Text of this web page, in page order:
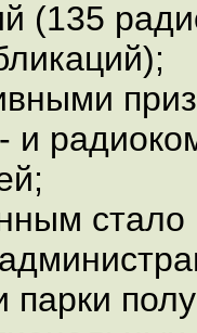
(135
и
стало
парки